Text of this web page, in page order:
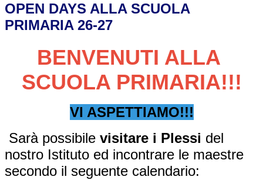
OPEN DAYS ALLA SCUOLA
PRIMARIA 26-27
BENVENUTI ALLA
SCUOLA PRIMARIA!!!
VI ASPETTIAMO!!!
Sarà possibile visitare i Plessi del
nostro Istituto ed incontrare le maestre
secondo il seguente calendario: